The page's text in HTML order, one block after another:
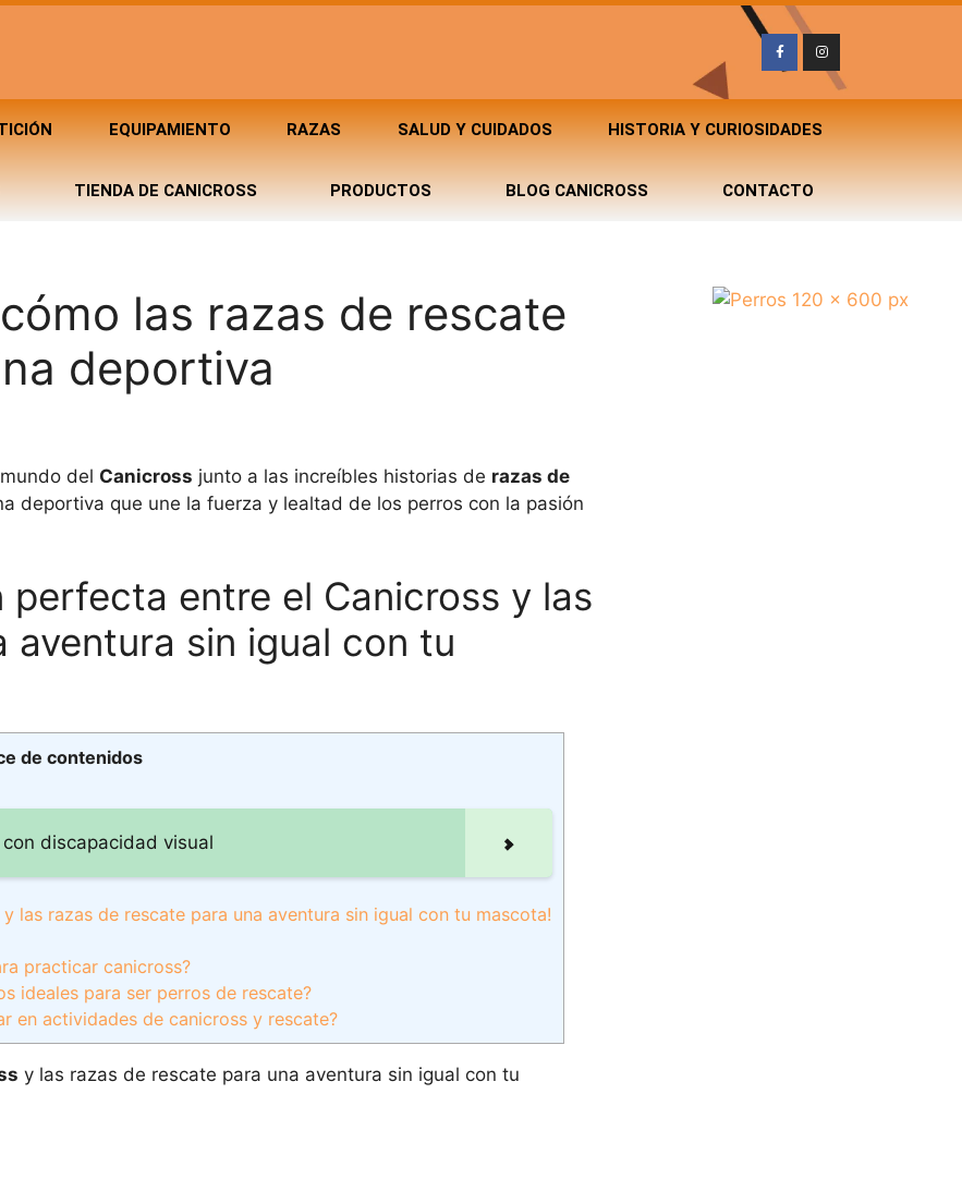
EQUIPAMIENTO RAZAS SALUD Y CUIDADOS HISTORIA Y CURIOSIDADES
TIENDA DE CANICROSS PRODUCTOS BLOG CANICROSS CONTACTO
las razas de rescate
deportiva
del Canicross junto a las increíbles historias de razas de
deportiva que une la fuerza y lealtad de los perros con la pasión
perfecta entre el Canicross y las
aventura sin igual con tu
de contenidos
discapacidad visual
las razas de rescate para una aventura sin igual con tu mascota!
practicar canicross?
ideales para ser perros de rescate?
en actividades de canicross y rescate?
y las razas de rescate para una aventura sin igual con tu